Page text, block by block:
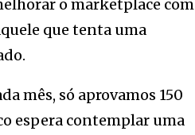
o marketplace com
que tenta uma
mês, só aprovamos 150
espera contemplar uma